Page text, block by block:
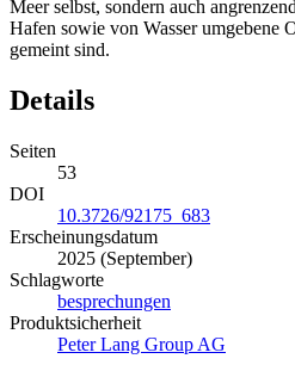
Meer selbst, sondern auch
Hafen sowie von Wasser umgebene
gemeint sind.
Details
Seiten
53
DOI
10.3726/92175_683
Erscheinungsdatum
2025 (September)
Schlagworte
besprechungen
Produktsicherheit
Peter Lang Group AG